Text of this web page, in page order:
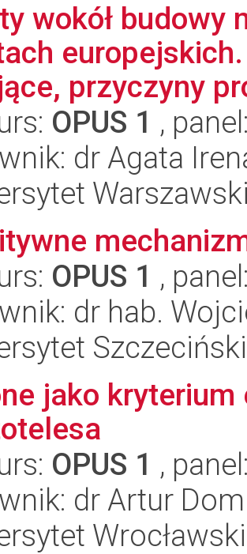
wokół budowy
przyczyny
OPUS 1 ,
dr Agata
OPUS 1 ,
dr hab.
jako
OPUS 1 ,
dr Artur